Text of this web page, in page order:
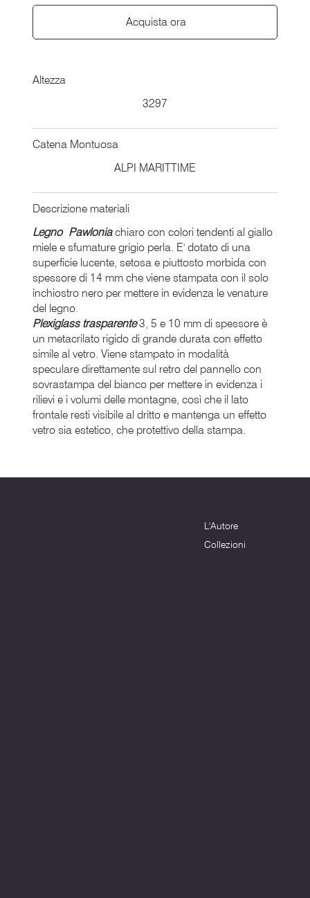
Acquista ora
Altezza
3297
Catena Montuosa
ALPI MARITTIME
Descrizione materiali
Legno Pawloniachiaro con colori tendenti al giallo
miele e sfumature grigio perla. E' dotato di una
superficie lucente, setosa e piuttosto morbida con
spessore di 14 mm che viene stampata con il solo
inchiostro nero per mettere in evidenza le venature
del legno.
Plexiglass trasparente3, 5 e 10 mm di spessore è
un metacrilato rigido di grande durata con effetto
simile al vetro. Viene stampato in modalità
speculare direttamente sul retro del pannello con
sovrastampa del bianco per mettere in evidenza i
rilievi e i volumi delle montagne, così che il lato
frontale resti visibile al dritto e mantenga un effetto
vetro sia estetico, che protettivo della stampa.
L'Autore
Collezioni